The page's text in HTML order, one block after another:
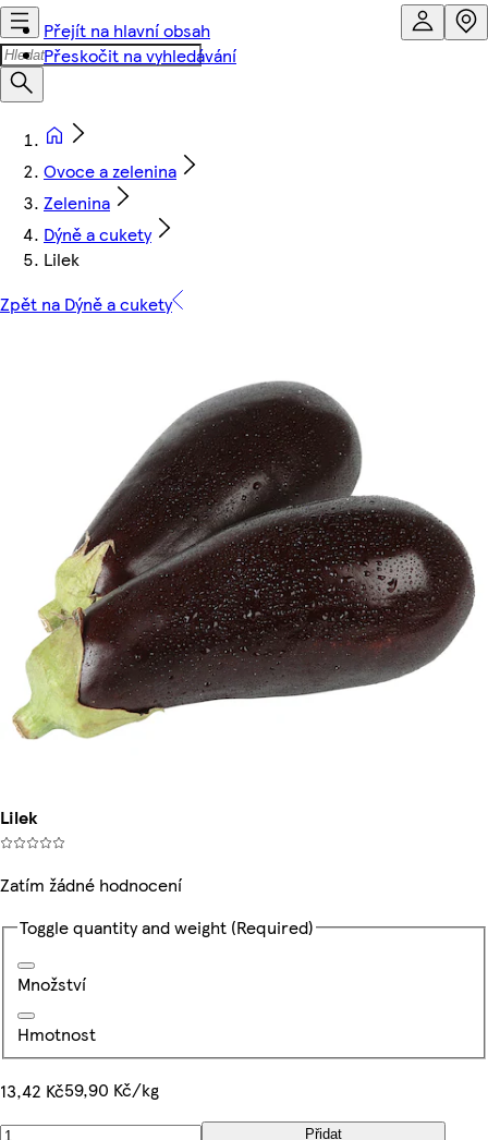
Přejít na hlavní obsah
Přeskočit na vyhledávání
Ovoce a zelenina
Zelenina
Dýně a cukety
Lilek
Zpět na Dýně a cukety
Lilek
Zatím žádné hodnocení
Toggle quantity and weight (Required)
Množství
Hmotnost
13,42 Kč59,90 Kč/kg
Přidat